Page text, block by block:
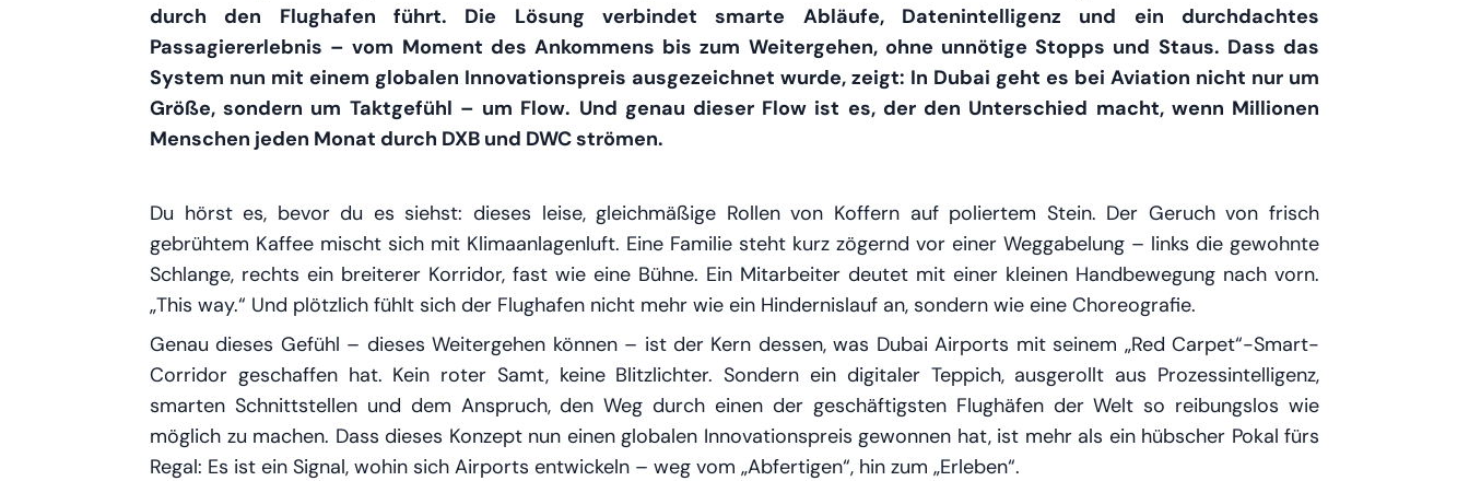
durch den Flughafen führt. Die Lösung verbindet smarte Abläufe, Datenintelligenz und ein durchdachtes
Passagiererlebnis – vom Moment des Ankommens bis zum Weitergehen, ohne unnötige Stopps und Staus. Dass das
System nun mit einem globalen Innovationspreis ausgezeichnet wurde, zeigt: In Dubai geht es bei Aviation nicht nur um
Größe, sondern um Taktgefühl – um Flow. Und genau dieser Flow ist es, der den Unterschied macht, wenn Millionen
Menschen jeden Monat durch DXB und DWC strömen.
Du hörst es, bevor du es siehst: dieses leise, gleichmäßige Rollen von Koffern auf poliertem Stein. Der Geruch von frisch
gebrühtem Kaffee mischt sich mit Klimaanlagenluft. Eine Familie steht kurz zögernd vor einer Weggabelung – links die gewohnte
Schlange, rechts ein breiterer Korridor, fast wie eine Bühne. Ein Mitarbeiter deutet mit einer kleinen Handbewegung nach vorn.
„This way.“ Und plötzlich fühlt sich der Flughafen nicht mehr wie ein Hindernislauf an, sondern wie eine Choreografie.
Genau dieses Gefühl – diesesWeitergehen können– ist der Kern dessen, was Dubai Airports mit seinem „Red Carpet“-Smart-
Corridor geschaffen hat. Kein roter Samt, keine Blitzlichter. Sondern ein digitaler Teppich, ausgerollt aus Prozessintelligenz,
smarten Schnittstellen und dem Anspruch, den Weg durch einen der geschäftigsten Flughäfen der Welt so reibungslos wie
möglich zu machen. Dass dieses Konzept nun einen globalen Innovationspreis gewonnen hat, ist mehr als ein hübscher Pokal fürs
Regal: Es ist ein Signal, wohin sich Airports entwickeln – weg vom „Abfertigen“, hin zum „Erleben“.